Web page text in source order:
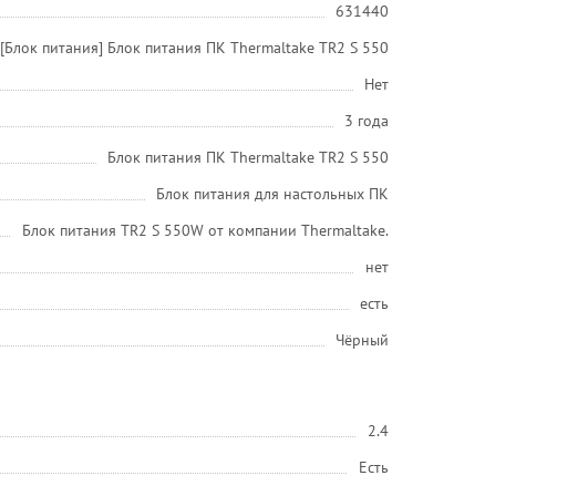
631440
[Блок питания] Блок питания ПК Thermaltake TR2 S 550
Нет
3 года
Блок питания ПК Thermaltake TR2 S 550
Блок питания для настольных ПК
Блок питания TR2 S 550W от компании Thermaltake.
нет
есть
Чёрный
2.4
Есть